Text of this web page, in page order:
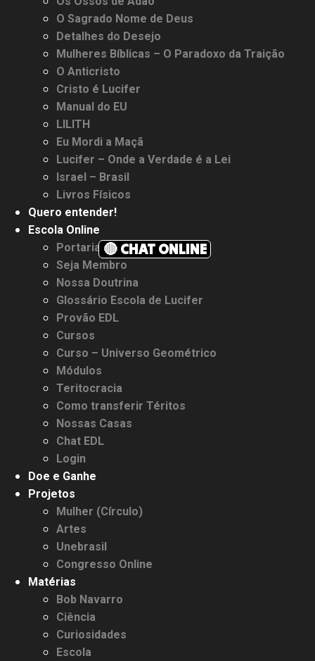
🔴 CHAT ONLINE
O Sagrado Nome de Deus
Detalhes do Desejo
Mulheres Bíblicas – O Paradoxo da Traição
O Anticristo
Cristo é Lucifer
Manual do EU
LILITH
Eu Mordi a Maçã
Lucifer – Onde a Verdade é a Lei
Israel – Brasil
Livros Físicos
Quero entender!
Escola Online
Portaria
Seja Membro
Nossa Doutrina
Glossário Escola de Lucifer
Provão EDL
Cursos
Curso – Universo Geométrico
Módulos
Teritocracia
Como transferir Téritos
Nossas Casas
Chat EDL
Login
Doe e Ganhe
Projetos
Mulher (Círculo)
Artes
Unebrasil
Congresso Online
Matérias
Bob Navarro
Ciência
Curiosidades
Escola
11000